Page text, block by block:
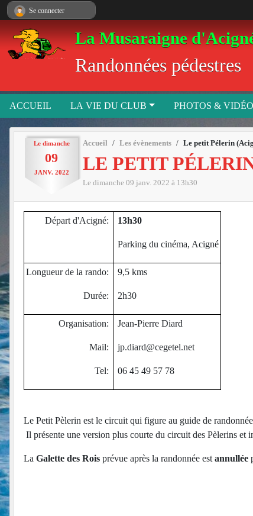
La Musaraigne
Randonnées pédestres
ACCUEIL LA VIE DU CLUB PHOTOS &
Le dimanche
09
JANV. 2022
Accueil Les évènements Le petit Pélerin
LE PETIT
Le dimanche 09 janv. 2022 à 13h30
Départ d'Acigné: 13h30
Parking du cinéma, Acigné
Longueur de la rando:
Durée:
9,5 kms
2h30
Organisation:
Mail:
Tel:
Jean-Pierre Diard
jp.diard@cegetel.net
06 45 49 57 78
Le Petit Pèlerin est le circuit qui figure au guide de
Il présente une version plus courte du circuit des Pèlerins
La Galette des Rois prévue après la randonnée est annullée
Se connecter
Panneau de gestion des cookies